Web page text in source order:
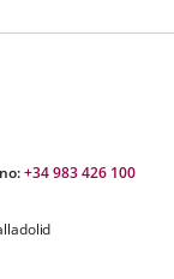
+34 983 426 100